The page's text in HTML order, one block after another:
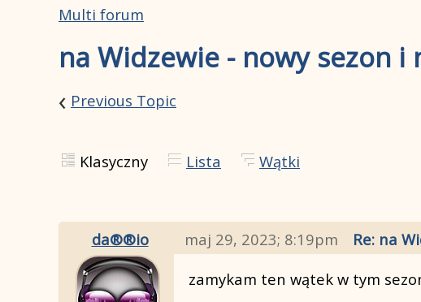
Multi forum
na Widzewie - nowy sezon i
‹ Previous Topic
Klasyczny Lista Wątki
da®®io
maj 29, 2023; 8:19pm Re: na
zamykam ten wątek w tym